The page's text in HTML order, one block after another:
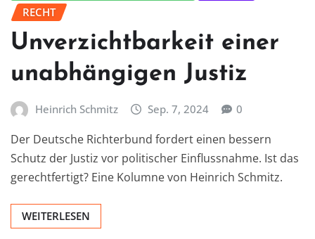
RECHT
Unverzichtbarkeit einer
unabhängigen Justiz
Heinrich Schmitz Sep. 7, 2024 0
Der Deutsche Richterbund fordert einen bessern
Schutz der Justiz vor politischer Einflussnahme. Ist das
gerechtfertigt? Eine Kolumne von Heinrich Schmitz.
WEITERLESEN